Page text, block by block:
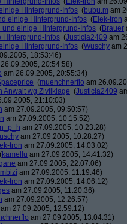
Hintergrund-Infos (bubu.m am
einige Hintergrund-Infos (Elek-tron
und einige Hintergrund-Infos (Brauer
Hintergrund-Infos (Justicia2409 am
Hintergrund-Infos (Wuschy am
18:53:46)
20:54:58)
am 26.09.2005, 20:55:34)
(muenchnerflo am
Anwalt wg Zivilklage (Justicia2409
21:10:03)
am 27.09.2005, 09:50:57)
am 27.09.2005, 10:15:52)
am 27.09.2005, 10:23:28)
am 27.09.2005, 10:28:27)
tron am 27.09.2005, 14:03:02)
(kamellu am 27.09.2005, 14:41:32)
am 27.09.2005, 22:07:06)
am 27.09.2005, 11:19:46)
tron am 27.09.2005, 14:06:12)
am 27.09.2005, 11:20:36)
am 27.09.2005, 12:26:57)
am 27.09.2005, 12:59:12)
am 27.09.2005, 13:04:31)